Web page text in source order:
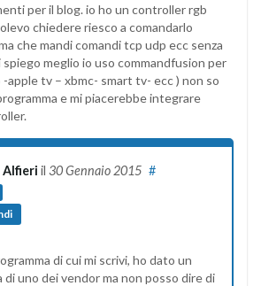
per il blog. io ho un controller rgb
chiedere riesco a comandarlo
che mandi comandi tcp udp ecc senza
spiego meglio io uso commandfusion per
apple tv – xbmc- smart tv- ecc ) non so
e mi piacerebbe integrare
Alfieri il 30 Gennaio 2015 #
di cui mi scrivi, ho dato un
di uno dei vendor ma non posso dire di